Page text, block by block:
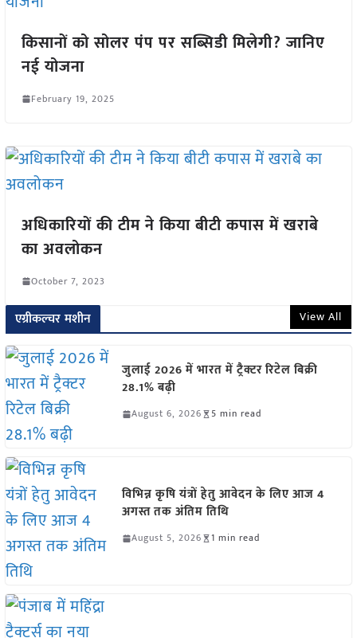
किसानों को सोलर पंप पर सब्सिडी मिलेगी? जानिए
नई योजना
February 19, 2025
अधिकारियों की टीम ने किया बीटी कपास में खराबे
का अवलोकन
October 7, 2023
एग्रीकल्चर मशीन View All
जुलाई 2026 में भारत में ट्रैक्टर रिटेल बिक्री
28.1% बढ़ी
August 6, 2026 5 min read
विभिन्न कृषि यंत्रों हेतु आवेदन के लिए आज 4
अगस्त तक अंतिम तिथि
August 5, 2026 1 min read